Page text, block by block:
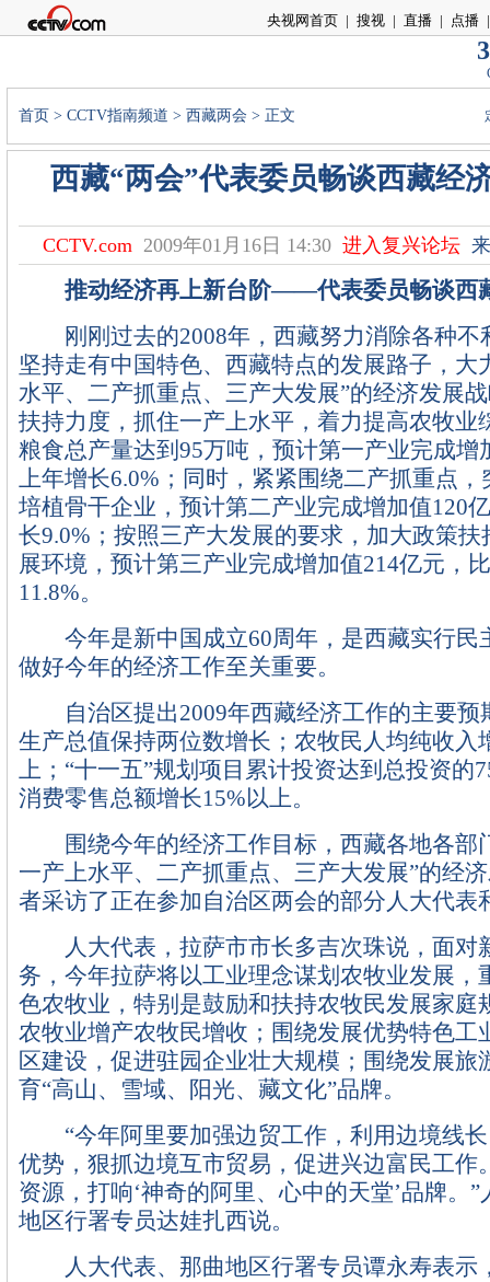
央视网首页 | 搜视 | 直播 | 点播 |
首页 > CCTV指南频道 > 西藏两会 > 正文
西藏“两会”代表委员畅谈西藏经
CCTV.com 2009年01月16日 14:30 进入复兴论坛来
推动经济再上新台阶——代表委员畅谈西
刚刚过去的2008年，西藏努力消除各种不
坚持走有中国特色、西藏特点的发展路子，大
水平、二产抓重点、三产大发展”的经济发展
扶持力度，抓住一产上水平，着力提高农牧业
粮食总产量达到95万吨，预计第一产业完成增
上年增长6.0%；同时，紧紧围绕二产抓重点
培植骨干企业，预计第二产业完成增加值120
长9.0%；按照三产大发展的要求，加大政策扶
展环境，预计第三产业完成增加值214亿元，
11.8%。
今年是新中国成立60周年，是西藏实行民
做好今年的经济工作至关重要。
自治区提出2009年西藏经济工作的主要预
生产总值保持两位数增长；农牧民人均纯收入
上；“十一五”规划项目累计投资达到总投资的
消费零售总额增长15%以上。
围绕今年的经济工作目标，西藏各地各部
一产上水平、二产抓重点、三产大发展”的经
者采访了正在参加自治区两会的部分人大代表
人大代表，拉萨市市长多吉次珠说，面对
务，今年拉萨将以工业理念谋划农牧业发展，
色农牧业，特别是鼓励和扶持农牧民发展家庭
农牧业增产农牧民增收；围绕发展优势特色工
区建设，促进驻园企业壮大规模；围绕发展旅
育“高山、雪域、阳光、藏文化”品牌。
“今年阿里要加强边贸工作，利用边境线长
优势，狠抓边境互市贸易，促进兴边富民工作
资源，打响‘神奇的阿里、心中的天堂’品牌。
地区行署专员达娃扎西说。
人大代表、那曲地区行署专员谭永寿表示